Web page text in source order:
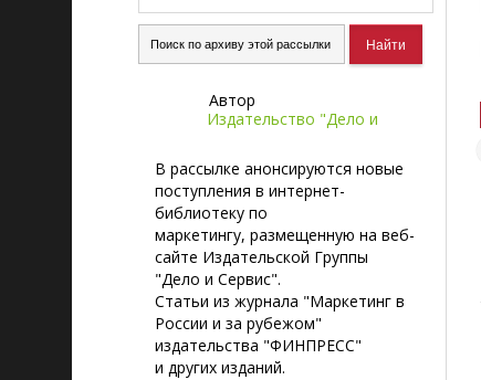
Автор
Издательство "Дело и
В рассылке анонсируются новые
поступления в интернет-
библиотеку по
маркетингу, размещенную на веб-
сайте Издательской Группы
"Дело и Сервис".
Статьи из журнала "Маркетинг в
России и за рубежом"
издательства "ФИНПРЕСС"
и других изданий.